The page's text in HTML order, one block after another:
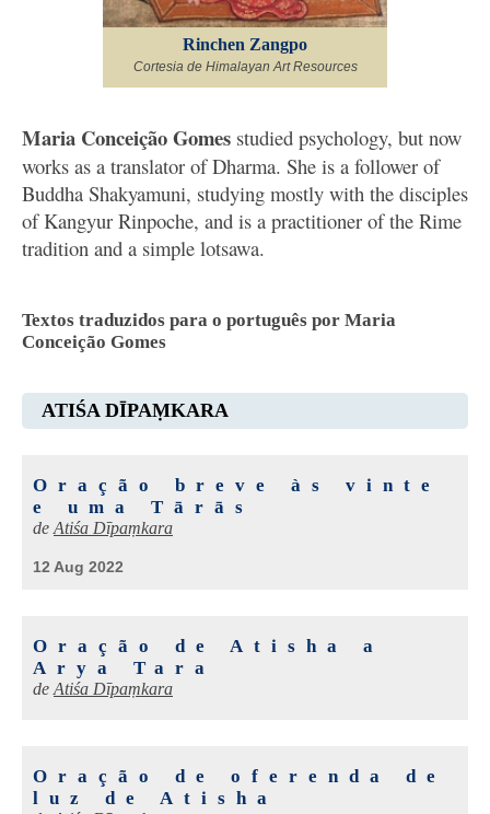
Rinchen Zangpo
Cortesia de Himalayan Art Resources
Maria Conceição Gomes studied psychology, but now
works as a translator of Dharma. She is a follower of
Buddha Shakyamuni, studying mostly with the disciples
of Kangyur Rinpoche, and is a practitioner of the Rime
tradition and a simple lotsawa.
Textos traduzidos para o português por Maria
Conceição Gomes
ATIŚA DĪPAṂKARA
Oração breve às vinte
e uma Tārās
deAtiśa Dīpaṃkara
12 Aug 2022
Oração de Atisha a
Arya Tara
deAtiśa Dīpaṃkara
Oração de oferenda de
luz de Atisha